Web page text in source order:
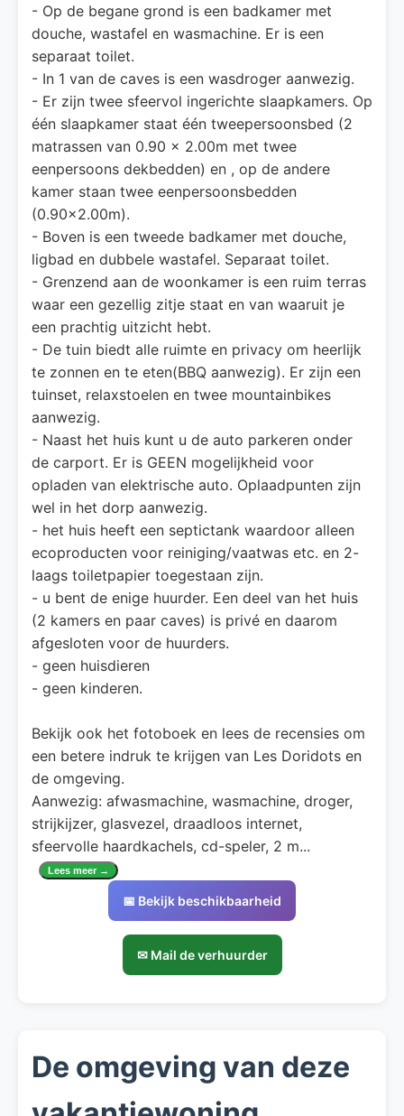
- Op de begane grond is een badkamer met
douche, wastafel en wasmachine. Er is een
separaat toilet.
- In 1 van de caves is een wasdroger aanwezig.
- Er zijn twee sfeervol ingerichte slaapkamers. Op
één slaapkamer staat één tweepersoonsbed (2
matrassen van 0.90 x 2.00m met twee
eenpersoons dekbedden) en , op de andere
kamer staan twee eenpersoonsbedden
(0.90x2.00m).
- Boven is een tweede badkamer met douche,
ligbad en dubbele wastafel. Separaat toilet.
- Grenzend aan de woonkamer is een ruim terras
waar een gezellig zitje staat en van waaruit je
een prachtig uitzicht hebt.
- De tuin biedt alle ruimte en privacy om heerlijk
te zonnen en te eten(BBQ aanwezig). Er zijn een
tuinset, relaxstoelen en twee mountainbikes
aanwezig.
- Naast het huis kunt u de auto parkeren onder
de carport. Er is GEEN mogelijkheid voor
opladen van elektrische auto. Oplaadpunten zijn
wel in het dorp aanwezig.
- het huis heeft een septictank waardoor alleen
ecoproducten voor reiniging/vaatwas etc. en 2-
laags toiletpapier toegestaan zijn.
- u bent de enige huurder. Een deel van het huis
(2 kamers en paar caves) is privé en daarom
afgesloten voor de huurders.
- geen huisdieren
- geen kinderen.
Bekijk ook het fotoboek en lees de recensies om
een betere indruk te krijgen van Les Doridots en
de omgeving.
Aanwezig: afwasmachine, wasmachine, droger,
strijkijzer, glasvezel, draadloos internet,
sfeervolle haardkachels, cd-speler, 2 m...
Lees meer →
📅 Bekijk beschikbaarheid
✉ Mail de verhuurder
De omgeving van deze